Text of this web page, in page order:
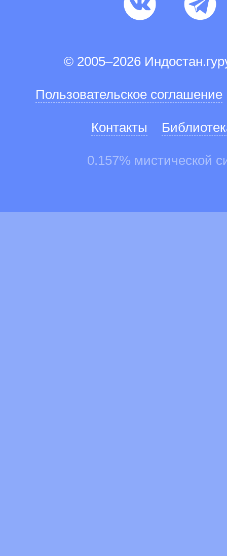
© 2005–2026
Пользовательское соглашение
Контакты
0.157% мистической